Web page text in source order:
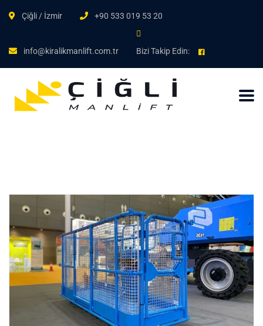
Çiğli / İzmir +90 533 019 53 20
info@kiralikmanlift.com.tr Bizi Takip Edin: